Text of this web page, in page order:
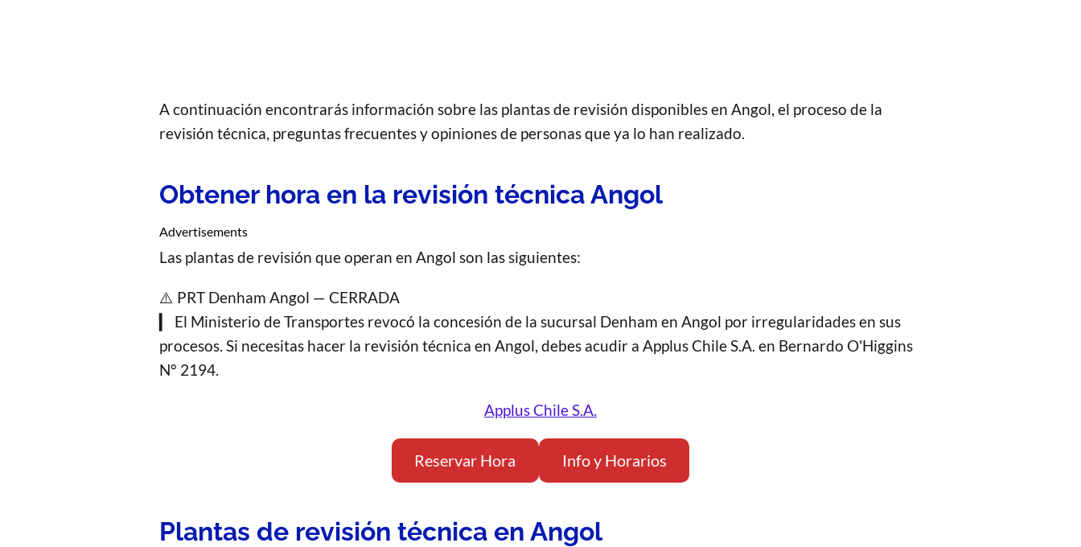
A continuación encontrarás información sobre las plantas de revisión disponibles en Angol, el proceso de la
revisión técnica, preguntas frecuentes y opiniones de personas que ya lo han realizado.
Obtener hora en la revisión técnica Angol
Advertisements
Las plantas de revisión que operan en Angol son las siguientes:
⚠️ PRT Denham Angol — CERRADA
▎ El Ministerio de Transportes revocó la concesión de la sucursal Denham en Angol por irregularidades en sus
procesos. Si necesitas hacer la revisión técnica en Angol, debes acudir a Applus Chile S.A. en Bernardo O'Higgins
N° 2194.
Applus Chile S.A.
Reservar Hora Info y Horarios
Plantas de revisión técnica en Angol